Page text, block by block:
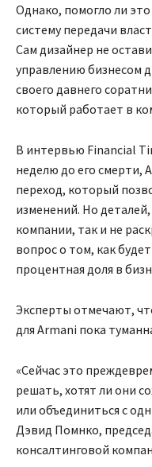
Однако, помогло ли
систему передачи
Сам дизайнер не
управлению бизнесом
своего давнего
который работает в
В интервью Financial
неделю до его смерти,
переход, который
изменений. Но
компании, так и не
вопрос о том, как
процентная доля в
Эксперты отмечают,
для Armani пока
«Сейчас это
решать, хотят ли они
или объединиться с
Дэвид Помнко,
консалтинговой